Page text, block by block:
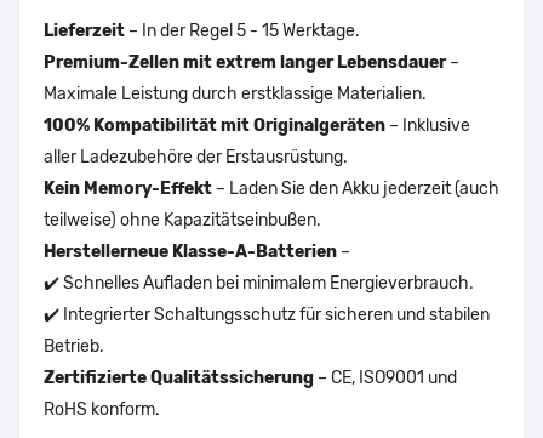
Lieferzeit – In der Regel 5 - 15 Werktage.
Premium-Zellen mit extrem langer Lebensdauer–
Maximale Leistung durch erstklassige Materialien.
100% Kompatibilität mit Originalgeräten – Inklusive
aller Ladezubehöre der Erstausrüstung.
Kein Memory-Effekt – Laden Sie den Akku jederzeit (auch
teilweise) ohne Kapazitätseinbußen.
Herstellerneue Klasse-A-Batterien –
✔️ Schnelles Aufladen bei minimalem Energieverbrauch.
✔️ Integrierter Schaltungsschutz für sicheren und stabilen
Betrieb.
Zertifizierte Qualitätssicherung – CE, ISO9001 und
RoHS konform.